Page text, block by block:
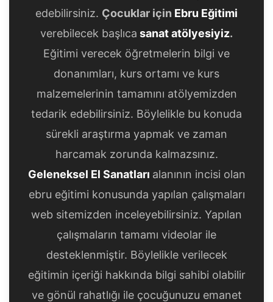
edebilirsiniz. Çocuklar için Ebru Eğitimi
verebilecek başlıca sanat atölyesiyiz.
Eğitimi verecek öğretmelerin bilgi ve
donanımları, kurs ortamı ve kurs
malzemelerinin tamamını atölyemizden
tedarik edebilirsiniz. Böylelikle bu konuda
sürekli araştırma yapmak ve zaman
harcamak zorunda kalmazsınız.
Geleneksel El Sanatları alanının incisi olan
ebru eğitimi konusunda yapılan çalışmaları
web sitemizden inceleyebilirsiniz. Yapılan
çalışmaların tamamı videolar ile
desteklenmiştir. Böylelikle verilecek
eğitimin içeriği hakkında bilgi sahibi olabilir
ve gönül rahatlığı ile çocuğunuzu emanet